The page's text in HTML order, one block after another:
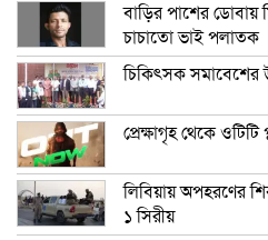
বাড়ির পাশের
চাচাতো ভাই পলাতক
চিকিৎসক সমাবেশের
প্রেক্ষাগৃহ থেকে ওটিটি
লিবিয়ায় অপহরণের
১ সিরীয়